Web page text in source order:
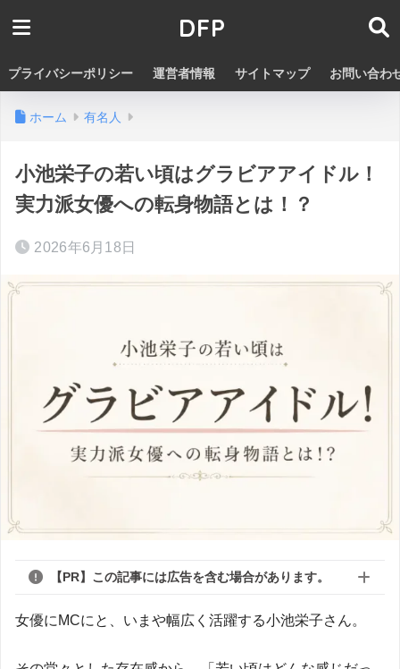
DFP
プライバシーポリシー 運営者情報 サイトマップ お問い合わ
ホーム 有名人
小池栄子の若い頃はグラビアアイドル！
実力派女優への転身物語とは！？
2026年6月18日
【PR】この記事には広告を含む場合があります。
女優にMCにと、いまや幅広く活躍する小池栄子さん。